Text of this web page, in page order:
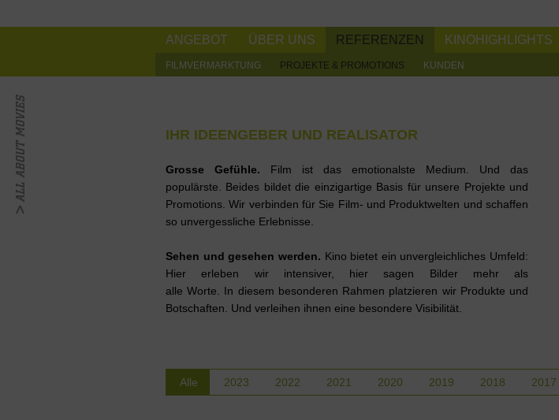
ANGEBOT ÜBER UNS REFERENZEN KINOHIGHLIGHTS
FILMVERMARKTUNG PROJEKTE & PROMOTIONS KUNDEN
IHR IDEENGEBER UND REALISATOR
Grosse Gefühle. Film ist das emotionalste Medium. Und das
populärste. Beides bildet die einzigartige Basis für unsere Projekte und
Promotions. Wir verbinden für Sie Film- und Produktwelten und schaffen
so unvergessliche Erlebnisse.
Sehen und gesehen werden. Kino bietet ein unvergleichliches Umfeld:
Hier erleben wir intensiver, hier sagen Bilder mehr als
alle Worte. In diesem besonderen Rahmen platzieren wir Produkte und
Botschaften. Und verleihen ihnen eine besondere Visibilität.
Alle 2023 2022 2021 2020 2019 2018 2017